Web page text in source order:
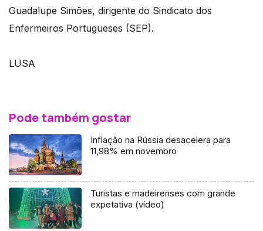
Guadalupe Simões, dirigente do Sindicato dos
Enfermeiros Portugueses (SEP).
LUSA
Pode também gostar
Inflação na Rússia desacelera para
11,98% em novembro
Turistas e madeirenses com grande
expetativa (vídeo)